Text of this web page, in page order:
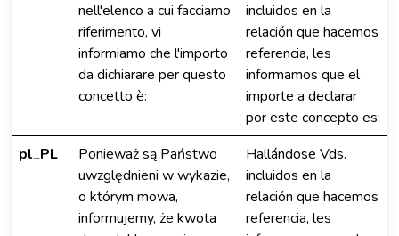
nell'elenco a cui facciamo
riferimento, vi
informiamo che l'importo
da dichiarare per questo
concetto è:
incluidos en la
relación que hacemos
referencia, les
informamos que el
importe a declarar
por este concepto es:
pl_PL
Ponieważ są Państwo
uwzględnieni w wykazie,
o którym mowa,
informujemy, że kwota
Hallándose Vds.
incluidos en la
relación que hacemos
referencia, les